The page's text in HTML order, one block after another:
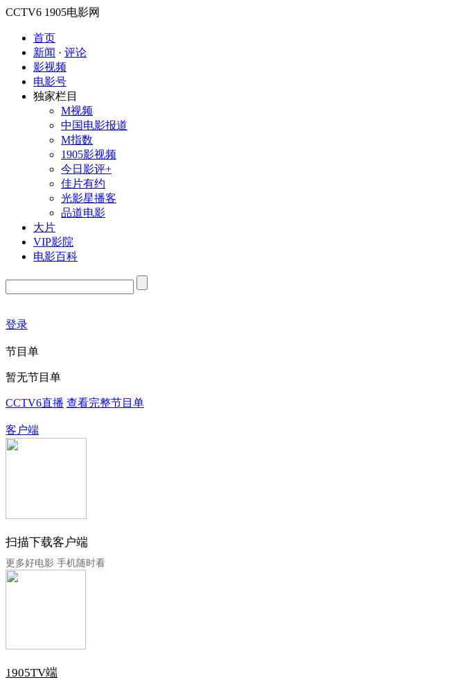
CCTV6 1905电影网
首页
新闻 · 评论
影视频
电影号
独家栏目
M视频
中国电影报道
M指数
1905影视频
今日影评+
佳片有约
光影星播客
品道电影
大片
VIP影院
电影百科
登录
节目单
暂无节目单
CCTV6直播 查看完整节目单
客户端
扫描下载客户端
更多好电影 手机随时看
1905TV端